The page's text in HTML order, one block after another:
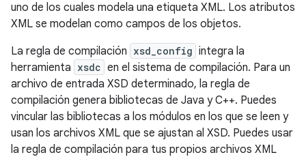
uno de los cuales modela una etiqueta XML. Los atributos
XML se modelan como campos de los objetos.
La regla de compilación xsd_config integra la
herramienta xsdc en el sistema de compilación. Para un
archivo de entrada XSD determinado, la regla de
compilación genera bibliotecas de Java y C++. Puedes
vincular las bibliotecas a los módulos en los que se leen y
usan los archivos XML que se ajustan al XSD. Puedes usar
la regla de compilación para tus propios archivos XML